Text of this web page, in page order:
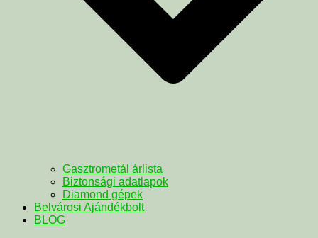
Gasztrometál árlista
Biztonsági adatlapok
Diamond gépek
Belvárosi Ajándékbolt
BLOG